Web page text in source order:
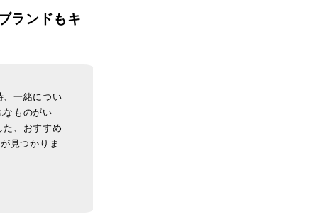
ランドもキ
、一緒につい
なものがい
、おすすめ
見つかりま